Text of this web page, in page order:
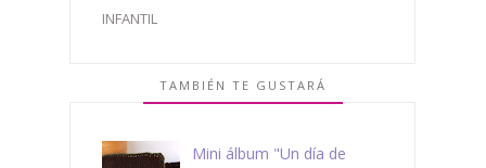
INFANTIL
TAMBIÉN TE GUSTARÁ
Mini álbum "Un día de